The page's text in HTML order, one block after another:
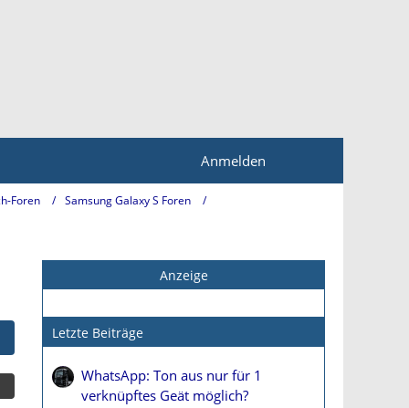
Anmelden
Foren
Samsung Galaxy S Foren
Anzeige
Letzte Beiträge
WhatsApp: Ton aus nur für 1
verknüpftes Geät möglich?